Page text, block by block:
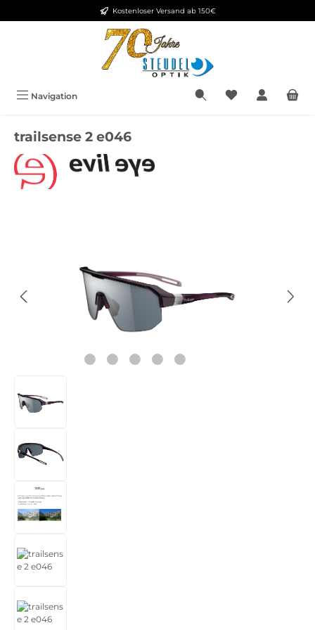
Zum Hauptinhalt springenKostenloser Versand ab 150€
Navigation
trailsense 2 e046